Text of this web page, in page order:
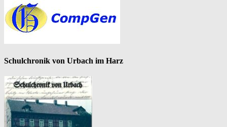
Schulchronik von Urbach im Harz